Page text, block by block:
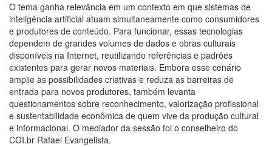
O tema ganha relevância em um contexto em que sistemas de
inteligência artificial atuam simultaneamente como consumidores
e produtores de conteúdo. Para funcionar, essas tecnologias
dependem de grandes volumes de dados e obras culturais
disponíveis na Internet, reutilizando referências e padrões
existentes para gerar novos materiais. Embora esse cenário
amplie as possibilidades criativas e reduza as barreiras de
entrada para novos produtores, também levanta
questionamentos sobre reconhecimento, valorização profissional
e sustentabilidade econômica de quem vive da produção cultural
e informacional. O mediador da sessão foi o conselheiro do
CGI.br Rafael Evangelista.